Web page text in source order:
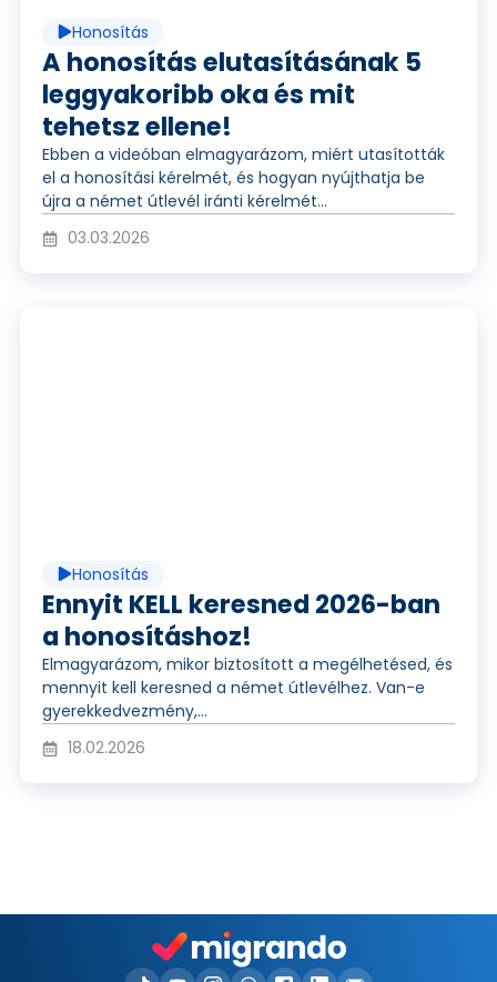
t
s
z
e
ó
l
t
s
z
á
Honosítás
A honosítás elutasításának 5
leggyakoribb oka és mit
tehetsz ellene!
Ebben a videóban elmagyarázom, miért utasították
el a honosítási kérelmét, és hogyan nyújthatja be
újra a német útlevél iránti kérelmét...
03.03.2026
e
ó
l
e
Honosítás
Ennyit KELL keresned 2026-ban
a honosításhoz!
Elmagyarázom, mikor biztosított a megélhetésed, és
mennyit kell keresned a német útlevélhez. Van-e
gyerekkedvezmény,...
18.02.2026